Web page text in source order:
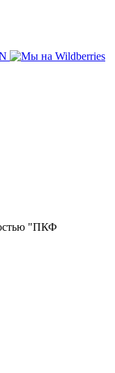
"ПКФ